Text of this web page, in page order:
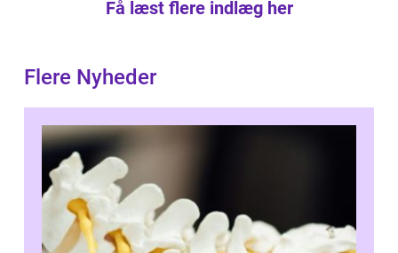
Få læst flere indlæg her
Flere Nyheder